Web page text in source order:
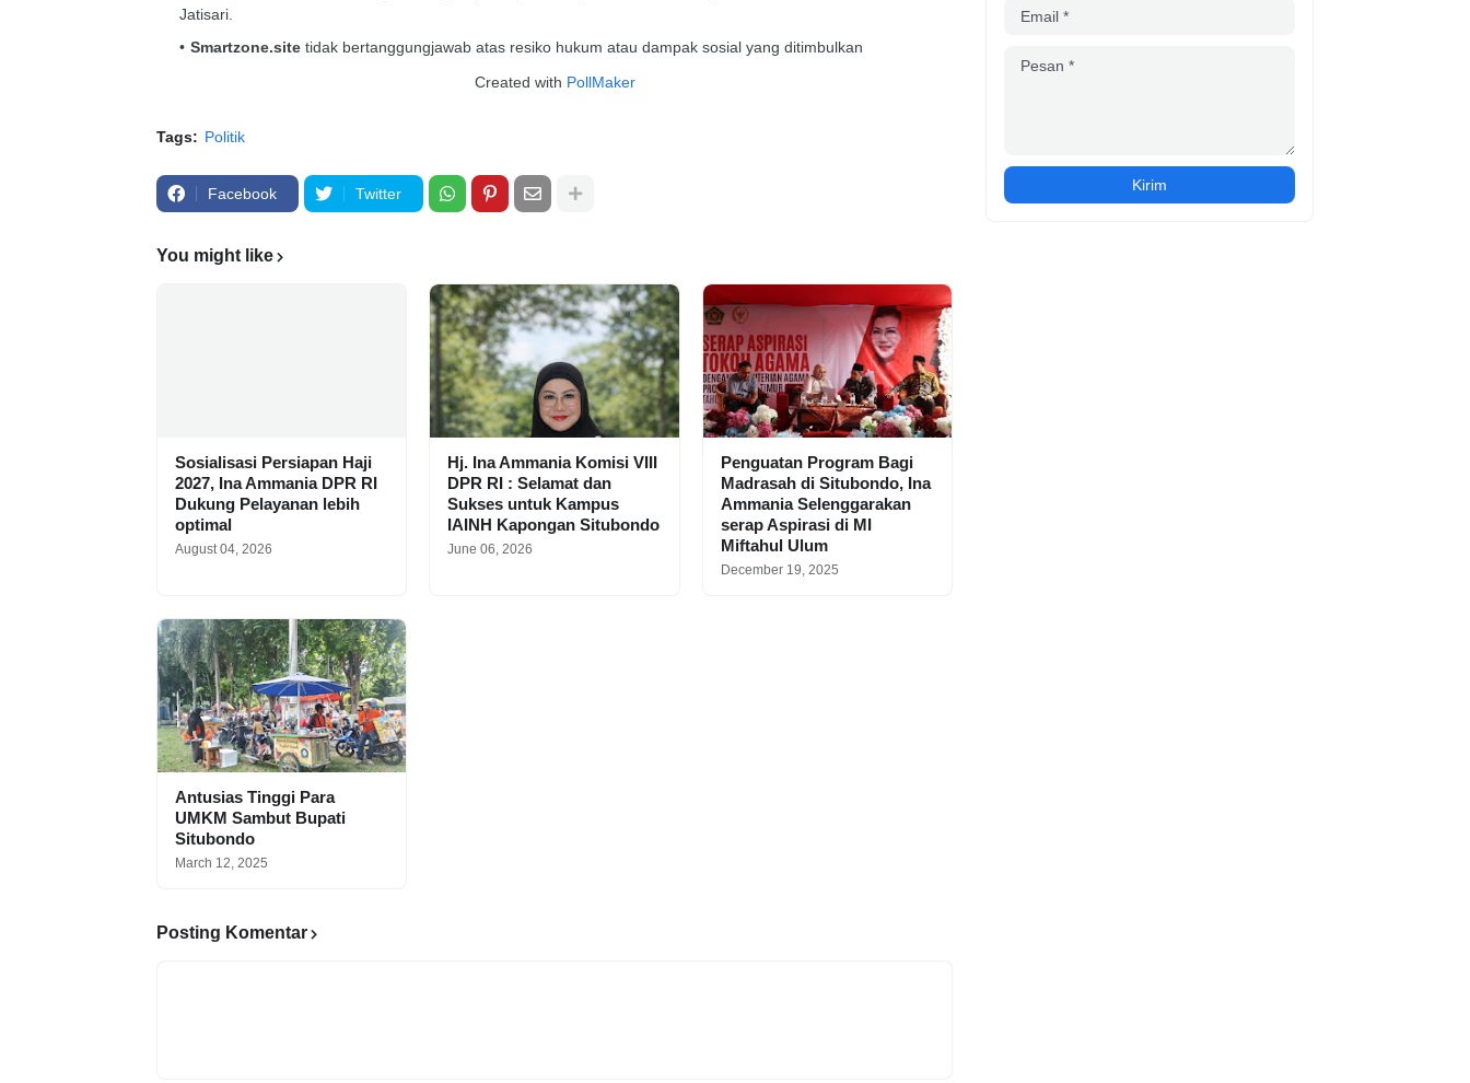
Jatisari.
Smartzone.site tidak bertanggungjawab atas resiko hukum atau dampak sosial yang ditimbulkan
Created with PollMaker
Tags: Politik
Facebook Twitter
You might like
Sosialisasi Persiapan Haji
2027, Ina Ammania DPR RI
Dukung Pelayanan lebih
optimal
August 04, 2026
Hj. Ina Ammania Komisi VIII
DPR RI : Selamat dan
Sukses untuk Kampus
IAINH Kapongan Situbondo
June 06, 2026
Penguatan Program Bagi
Madrasah di Situbondo, Ina
Ammania Selenggarakan
serap Aspirasi di MI
Miftahul Ulum
December 19, 2025
Antusias Tinggi Para
UMKM Sambut Bupati
Situbondo
March 12, 2025
Posting Komentar